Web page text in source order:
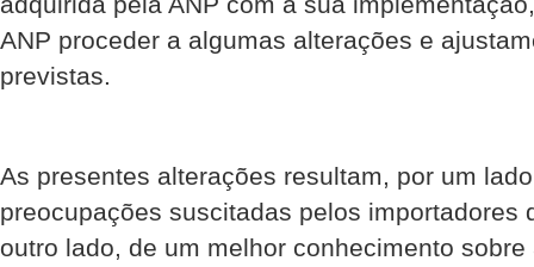
ANP proceder a algumas alterações e
previstas.
As presentes alterações resultam, por um
preocupações suscitadas pelos importadores
outro lado, de um melhor conhecimento